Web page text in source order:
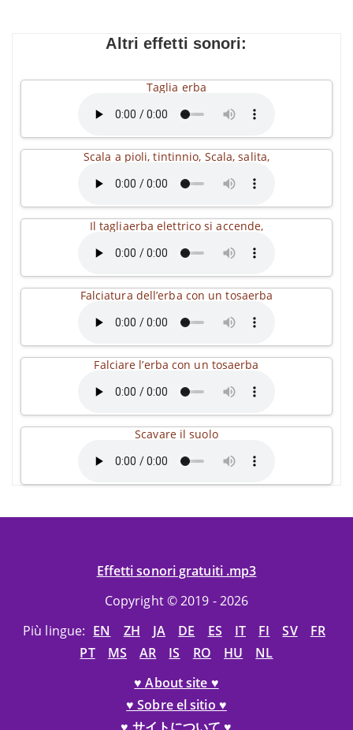
Altri effetti sonori:
Taglia erba
Scala a pioli, tintinnio, Scala, salita,
Il tagliaerba elettrico si accende,
Falciatura dell’erba con un tosaerba
Falciare l’erba con un tosaerba
Scavare il suolo
Effetti sonori gratuiti .mp3
Copyright © 2019 - 2026
Più lingue: EN ZH JA DE ES IT FI SV
FR
PT
MS AR IS RO HU
NL
♥ About site ♥
♥ Sobre el sitio ♥